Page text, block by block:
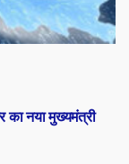
का नया मुख्यमंत्री